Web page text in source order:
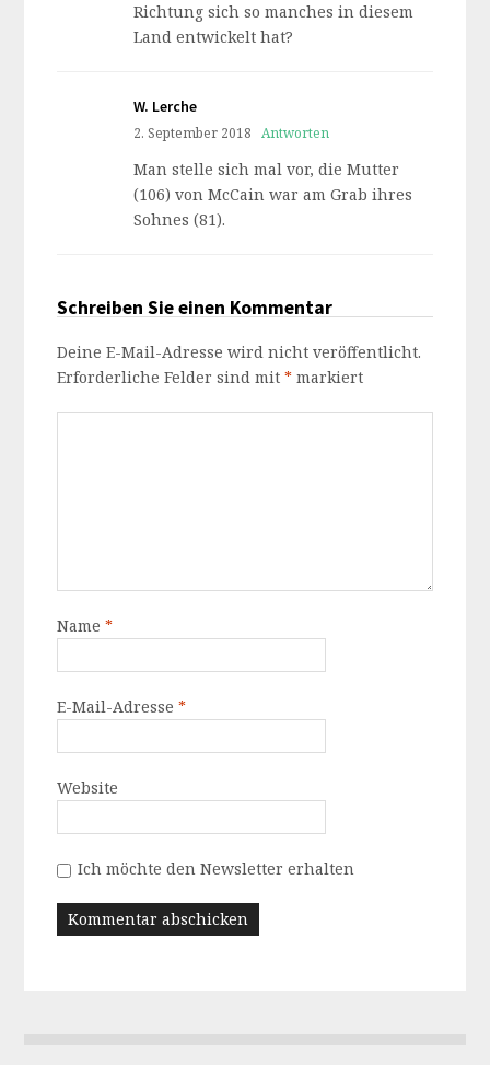
Richtung sich so manches in diesem
Land entwickelt hat?
W. Lerche
2. September 2018 Antworten
Man stelle sich mal vor, die Mutter
(106) von McCain war am Grab ihres
Sohnes (81).
Schreiben Sie einen Kommentar
Deine E-Mail-Adresse wird nicht veröffentlicht.
Erforderliche Felder sind mit* markiert
Name*
E-Mail-Adresse*
Website
Ich möchte den Newsletter erhalten